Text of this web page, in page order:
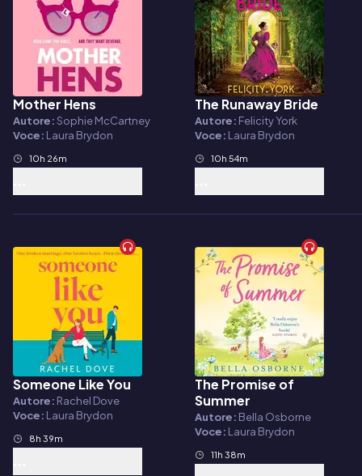
Audiolibro
Mother Hens
Autore:Sophie McCartney
Voce: Laura Brydon
10h 26m
Audiolibro
The Runaway Bride
Autore: Felicity York
Voce: Laura Brydon
10h 54m
Audiolibro
Someone Like You
Autore: Rachel Dove
Voce: Laura Brydon
8h 39m
Audiolibro
The Promise of
Summer
Autore: Bella Osborne
Voce: Laura Brydon
11h 38m